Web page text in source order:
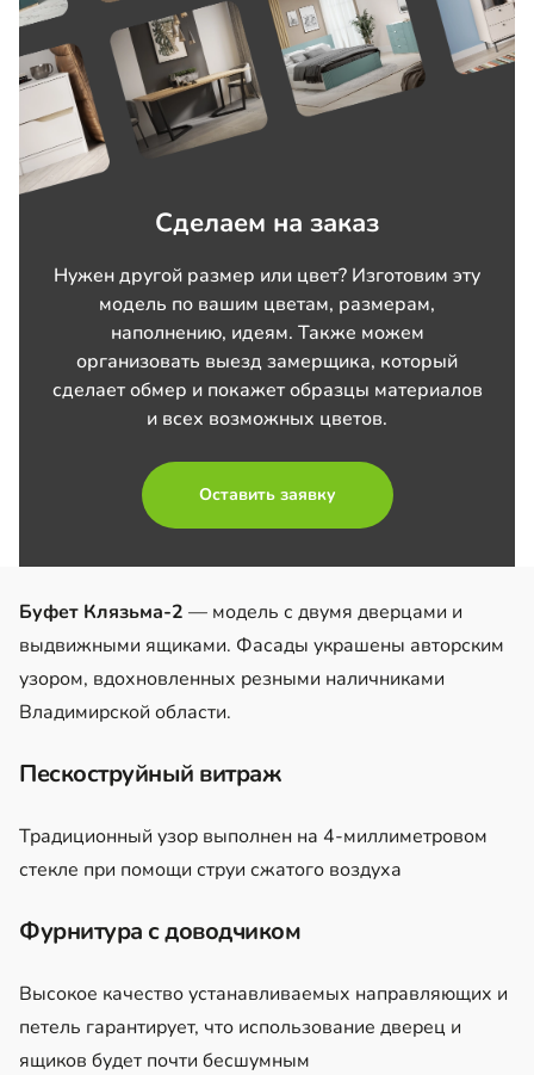
Сделаем на заказ
Нужен другой размер или цвет? Изготовим эту
модель по вашим цветам, размерам,
наполнению, идеям. Также можем
организовать выезд замерщика, который
сделает обмер и покажет образцы материалов
и всех возможных цветов.
Оставить заявку
Буфет Клязьма-2 — модель с двумя дверцами и
выдвижными ящиками. Фасады украшены авторским
узором, вдохновленных резными наличниками
Владимирской области.
Пескоструйный витраж
Традиционный узор выполнен на 4-миллиметровом
стекле при помощи струи сжатого воздуха
Фурнитура с доводчиком
Высокое качество устанавливаемых направляющих и
петель гарантирует, что использование дверец и
ящиков будет почти бесшумным